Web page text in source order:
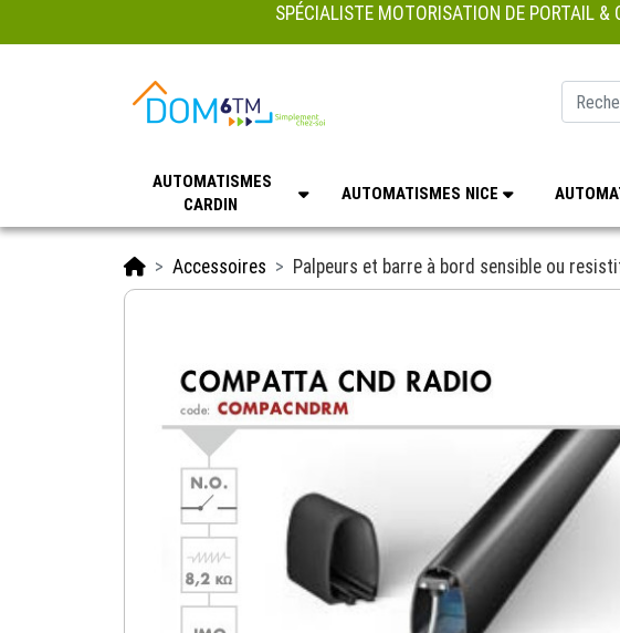
SPÉCIALISTE MOTORISATION DE PORTAIL
AUTOMATISMES
CARDIN
AUTOMATISMES NICE
AccueilAccessoires Palpeurs et barre à bord sensible ou